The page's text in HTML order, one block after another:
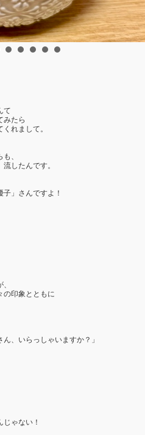
て
みたら
れまして。
、
したんです。
」さんですよ！
の印象とともに
、いらっしゃいますか？」
ゃない！